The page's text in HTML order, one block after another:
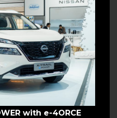
with e-4ORCE